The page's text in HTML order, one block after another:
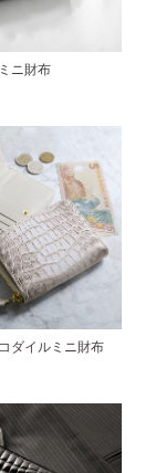
ニ財布
ダイルミニ財布